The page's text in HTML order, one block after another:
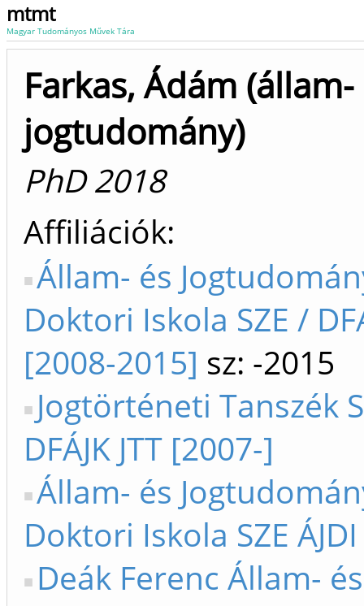
mtmt
Magyar Tudományos Művek Tára
Farkas, Ádám (állam-
jogtudomány)
PhD 2018
Affiliációk
Állam- és
Doktori Iskola SZE /
[2008-2015] sz: -2015
Jogtörténeti Tanszék
DFÁJK JTT [2007-]
Állam- és
Doktori Iskola SZE
Deák Ferenc Állam- és